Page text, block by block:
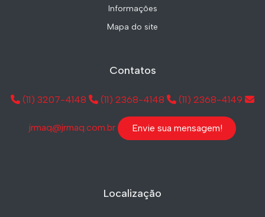
Informações
Mapa do site
Contatos
(11) 3207-4148 (11) 2368-4148 (11) 2368-4149
jrmaq@jrmaq.com.br Envie sua mensagem!
Localização